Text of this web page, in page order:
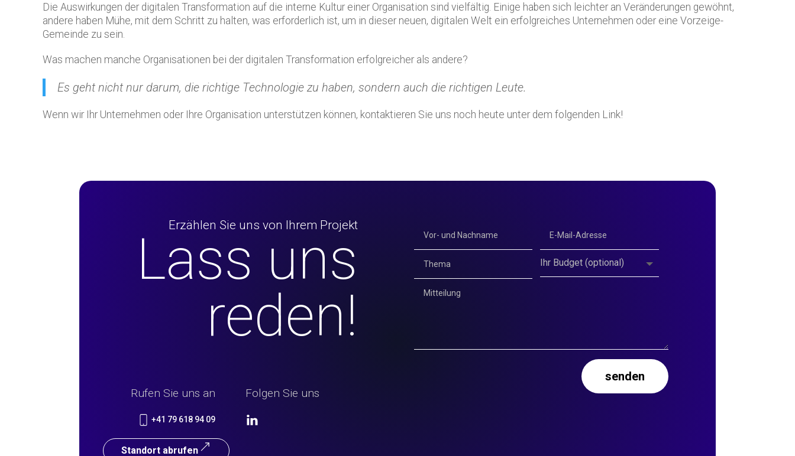
Die Auswirkungen der digitalen Transformation auf die interne Kultur einer Organisation sind vielfältig. Einige haben sich leichter an Veränderungen gewöhnt,
andere haben Mühe, mit dem Schritt zu halten, was erforderlich ist, um in dieser neuen, digitalen Welt ein erfolgreiches Unternehmen oder eine Vorzeige-
Gemeinde zu sein.
Was machen manche Organisationen bei der digitalen Transformation erfolgreicher als andere?
Es geht nicht nur darum, die richtige Technologie zu haben, sondern auch die richtigen Leute.
Wenn wir Ihr Unternehmen oder Ihre Organisation unterstützen können, kontaktieren Sie uns noch heute unter dem folgenden Link!
Erzählen Sie uns von Ihrem Projekt
Lass uns
reden!
Rufen Sie uns an
+41 79 618 94 09
Standort abrufen
Folgen Sie uns
senden